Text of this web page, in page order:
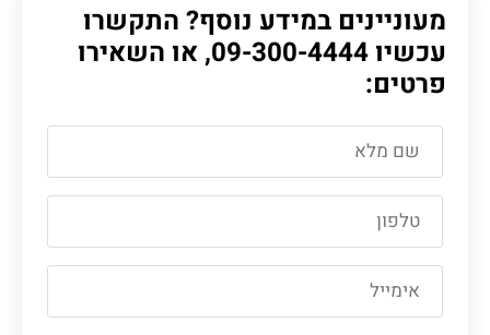
מעוניינים במידע נוסף? התקשרו
עכשיו 09-300-4444, או השאירו
פרטים: